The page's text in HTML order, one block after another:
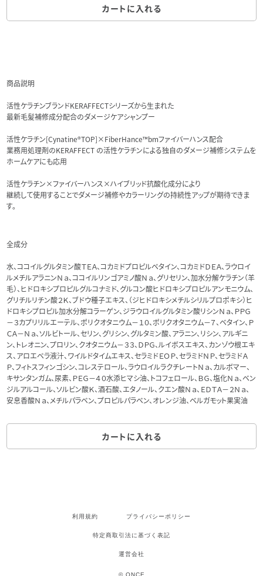
カートに入れる
商品説明
活性ケラチンブランドKERAFFECTシリーズから生まれた
最新毛髪補修成分配合のダメージケアシャンプー
活性ケラチン[Cynatine®TOP]×FiberHance™bmファイバーハンス配合
業務用処理剤のKERAFFECT の活性ケラチンによる独自のダメージ補修システムを
ホームケアにも応用
活性ケラチン×ファイバーハンス×ハイブリッド抗酸化成分により
継続して使用することでダメージ補修やカラーリングの持続性アップが期待できま
す。
全成分
水、ココイルグルタミン酸ＴＥＡ、コカミドプロピルベタイン、コカミドＤＥＡ、ラウロイ
ルメチルアラニンＮａ、ココイルリンゴアミノ酸Ｎａ、グリセリン、加水分解ケラチン（羊
毛）、ヒドロキシプロピルグルコナミド、グルコン酸ヒドロキシプロピルアンモニウム、
グリチルリチン酸２Ｋ、ブドウ種子エキス、（ジヒドロキシメチルシリルプロポキシ）ヒ
ドロキシプロピル加水分解コラーゲン、ジラウロイルグルタミン酸リシンＮａ、ＰＰＧ
－３カプリリルエーテル、ポリクオタニウム－１０、ポリクオタニウム－７、ベタイン、Ｐ
ＣＡ－Ｎａ、ソルビトール、セリン、グリシン、グルタミン酸、アラニン、リシン、アルギニ
ン、トレオニン、プロリン、クオタニウム－３３、ＤＰＧ、ルイボスエキス、カンゾウ根エキ
ス、アロエベラ液汁、ワイルドタイムエキス、セラミドＥＯＰ、セラミドＮＰ、セラミドＡ
Ｐ、フィトスフィンゴシン、コレステロール、ラウロイルラクチレートＮａ、カルボマー、
キサンタンガム、尿素、ＰＥＧ－４０水添ヒマシ油、トコフェロール、ＢＧ、塩化Ｎａ、ベン
ジルアルコール、ソルビン酸Ｋ、酒石酸、エタノール、クエン酸Ｎａ、ＥＤＴＡ－２Ｎａ、
安息香酸Ｎａ、メチルパラベン、プロピルパラベン、オレンジ油、ベルガモット果実油
カートに入れる
利用規約 プライバシーポリシー
特定商取引法に基づく表記
運営会社
© ONCE